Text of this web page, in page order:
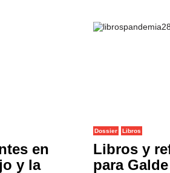
en
y la
Dossier Libros
Libros y
para